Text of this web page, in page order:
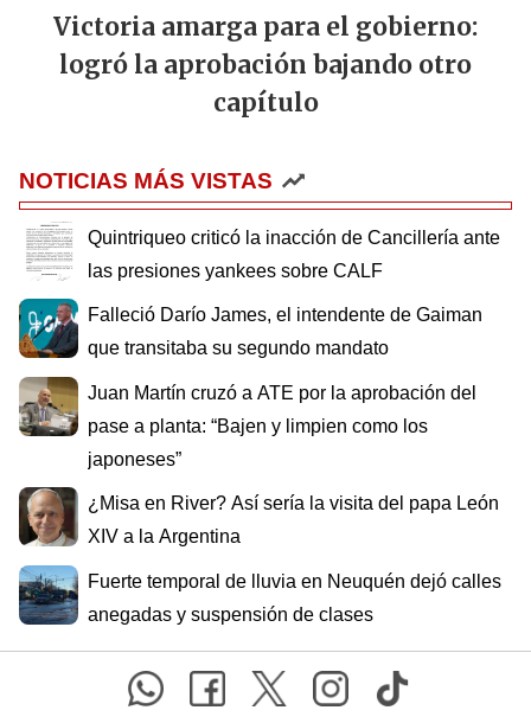
Victoria amarga para el gobierno:
logró la aprobación bajando otro
capítulo
NOTICIAS MÁS VISTAS
Quintriqueo criticó la inacción de Cancillería ante
las presiones yankees sobre CALF
Falleció Darío James, el intendente de Gaiman
que transitaba su segundo mandato
Juan Martín cruzó a ATE por la aprobación del
pase a planta: “Bajen y limpien como los
japoneses”
¿Misa en River? Así sería la visita del papa León
XIV a la Argentina
Fuerte temporal de lluvia en Neuquén dejó calles
anegadas y suspensión de clases